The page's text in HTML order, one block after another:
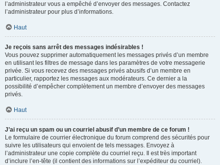
l’administrateur vous a empêché d’envoyer des messages. Contactez
l’administrateur pour plus d’informations.
Haut
Je reçois sans arrêt des messages indésirables !
Vous pouvez supprimer automatiquement les messages privés d’un membre
en utilisant les filtres de message dans les paramètres de votre messagerie
privée. Si vous recevez des messages privés abusifs d’un membre en
particulier, rapportez les messages aux modérateurs. Ce dernier a la
possibilité d’empêcher complètement un membre d’envoyer des messages
privés.
Haut
J’ai reçu un spam ou un courriel abusif d’un membre de ce forum !
Le formulaire de courrier électronique du forum comprend des sécurités pour
suivre les utilisateurs qui envoient de tels messages. Envoyez à
l’administrateur une copie complète du courriel reçu. Il est très important
d’inclure l’en-tête (il contient des informations sur l’expéditeur du courriel).